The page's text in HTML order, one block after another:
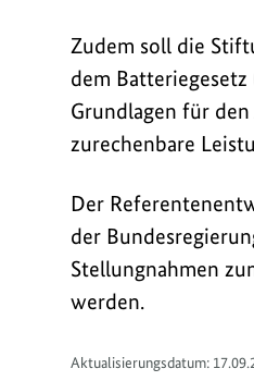
Zudem soll die
dem
Grundlagen für
zurechenbare
Der
der
Stellungnahmen
werden.
Aktualisierungsdatum: